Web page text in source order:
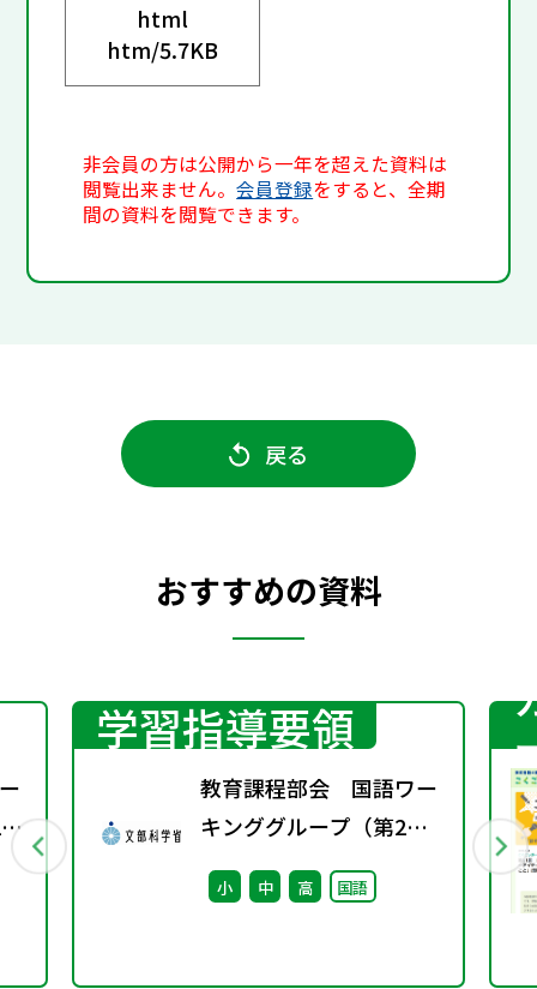
html
htm/5.7KB
非会員の方は公開から一年を超えた資料は
閲覧出来ません。会員登録をすると、全期
間の資料を閲覧できます。
戻る
おすすめの資料
学習指導要領
教育課程部会 国語ワー
キンググループ（第2
回） 配付資料
小 中 高 国語